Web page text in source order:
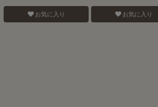
お気に入り お気に入り